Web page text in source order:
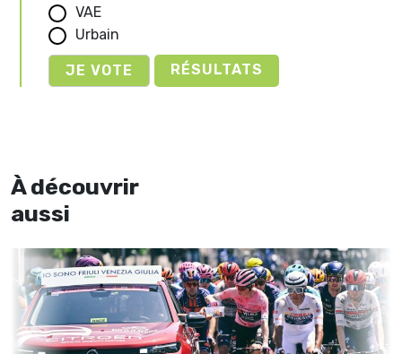
VAE
Urbain
RÉSULTATS
À découvrir
aussi